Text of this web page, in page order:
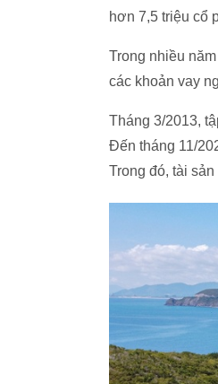
hơn 7,5 triệu cổ
Trong nhiều
các khoản vay
Tháng 3/2013,
Đến tháng 11/
Trong đó, tài